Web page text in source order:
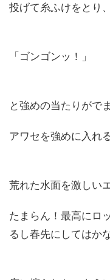
投げて糸ふけをとり
「ゴンゴンッ！」
と強めの当たりがで
アワセを強めに入れ
荒れた水面を激しい
たまらん！最高にロ
るし春先にしてはか